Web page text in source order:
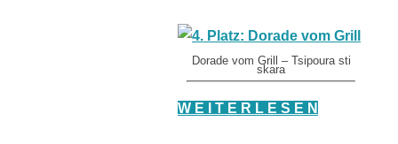
Dorade vom Grill – Tsipoura sti
skara
W E I T E R L E S E N